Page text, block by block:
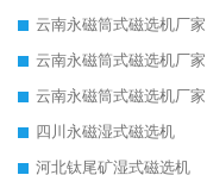
云南永磁筒式磁选机厂家
云南永磁筒式磁选机厂家
云南永磁筒式磁选机厂家
四川永磁湿式磁选机
河北钛尾矿湿式磁选机